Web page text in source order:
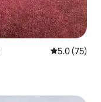
Calificación
5.0 (75)